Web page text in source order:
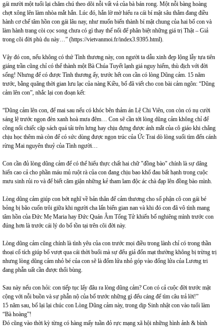
gái mười một tuổi lại chăm chú theo dõi nỗi vất vả của bà bán rong. Một nỗi bàng hoàng
chợt xông lên làm nhòa mắt hắn. Lúc đó, hắn lờ mờ hiểu ra cái bí mật sâu thẳm đang điều
hành cơ chế tâm hồn con gái lâu nay, như muốn biến thành bí mật chung của hai bố con và
làm hành trang còi cọc song chưa có gì thay thế nổi để phân biệt những giá trị Thật – Giả
trong cõi đời phù du này…” (https://vietvanmoi.fr/index3.9395.html).
Vậy đó con, nếu không có thứ Tình thương này, con người ta dẫu xinh đẹp lộng lẫy tựa tiên
giáng trần cũng chỉ có thể thành một Bà Chúa Tuyết lạnh giá nguy hiểm, thù địch với đời
sống! Nhưng để có được Tình thương ấy, trước hết con cần có lòng Dũng cảm. 15 năm
trước, bằng quãng thời gian lưu lạc của nàng Kiều, bố đã viết cho con bài cảm ngôn: “Dũng
cảm lên con”, nhắc lại con đoạn kết:
“Dũng cảm lên con, để mai sau nếu có khóc bên thảm án Lệ Chi Viên, con còn có nụ cười
sáng lệ trước ngọn đèn xanh hoà mưa đêm… Con sẽ cần tới lòng dũng cảm không chỉ để
cõng nổi chiếc cặp sách quá tải trên lưng hay chịu đựng được ánh mắt của cô giáo khi chẳng
chịu học thêm mà còn để có sức dùng được ngọn trúc của Ức Trai dò lòng suối tìm đến cánh
rừng Mai nguyên thuỷ của Tình người…
Con cần đủ lòng dũng cảm để có thể hiểu thực chất hai chữ "đồng bào" chính là sự dâng
hiến cao cả cho phần máu mủ ruột rà của con đang chịu bao khổ đau bất hạnh trong cuộc
mưu sinh rủi ro và để biết căm giận những kẻ tham lam độc ác chà đạp lên đồng bào mình.
Lòng dũng cảm giúp con bớt nghĩ về bản thân để cảm thương cho số phận cô con gái bé
bỏng bị bão cuốn trôi giữa khi người cha lấn biển gian nan và khi đó con đã vô tình mang
tâm hồn của Đức Mẹ Maria hay Đức Quán Âm Tống Tử khiến bố nghiêng mình trước con
đúng hơn là trước cái lý do bố tồn tại trên cõi đời này.
Lòng dũng cảm cũng chính là tình yêu của con trước mọi điều trong lành chỉ có trong thần
thoại cổ tích giúp bố vượt qua cái thời buổi mà sự đểu giả đốn mạt thường không bị trừng trị
nhưng lòng dũng cảm nhỏ bé của con sẽ là đốm lửa nhỏ góp vào đống lửa của Lương tri
đang phẫn uất cần được thổi bùng.
Sau này nếu con hỏi: con tiếp tục lấy đâu ra lòng dũng cảm? Con có cả cuộc đời trước mặt
cộng với nỗi buồn và sự phẫn nộ của bố trước những gì đểu cáng để tìm câu trả lời!”
15 năm sau, bố lại lại chúc con Lòng Dũng cảm này, trong dịp Sinh nhật con vào tuổi làm
“Bà hoàng”!
Đó cũng vào thời kỳ từng có hàng mấy tuần đỏ rực mạng xã hội những hình ảnh & bình